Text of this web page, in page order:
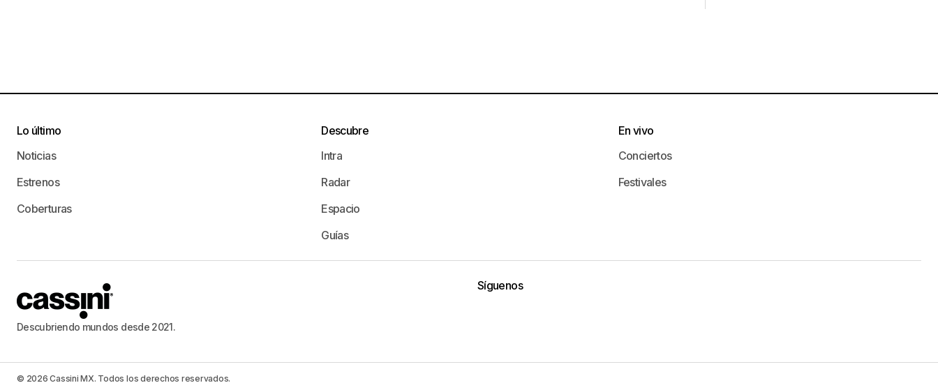
Descubriendo mundos desde 2021.
Lo último
Noticias
Estrenos
Coberturas
Descubre
Intra
Radar
Espacio
Guías
En vivo
Conciertos
Festivales
Síguenos
© 2026 Cassini MX. Todos los derechos reservados.